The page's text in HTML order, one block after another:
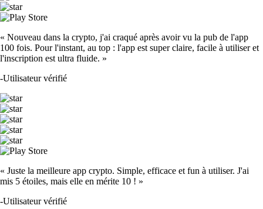
« Nouveau dans la crypto, j'ai craqué après avoir vu la pub de l'app
100 fois. Pour l'instant, au top : l'app est super claire, facile à utiliser et
l'inscription est ultra fluide. »
-Utilisateur vérifié
« Juste la meilleure app crypto. Simple, efficace et fun à utiliser. J'ai
mis 5 étoiles, mais elle en mérite 10 ! »
-Utilisateur vérifié